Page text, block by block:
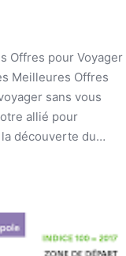
Offres pour Voyager
Meilleures Offres
sans vous
allié pour
découverte du…